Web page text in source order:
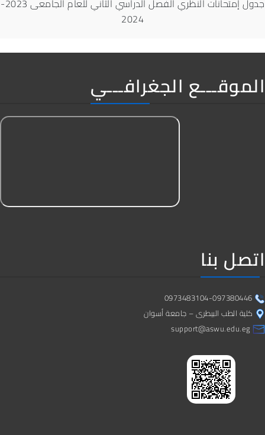
جدول إمتحانات النظري الفصل الدراسي الثاني للعام الجامعى 2023-
2024
الموقـــع الجغرافـــي
اتصل بنا
0973483104-097380446
support@aswu.edu.eg